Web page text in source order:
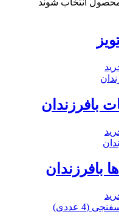
انتخاب شوند
بافرزندان
بافرزندان